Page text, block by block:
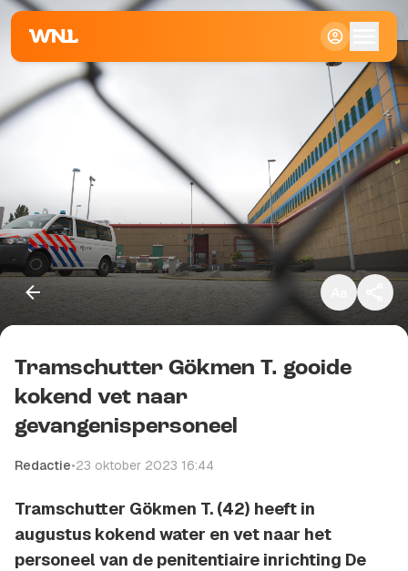
Klein
Standaard
Groot
Kopieer link
Tramschutter Gökmen T. gooide
kokend vet naar
gevangenispersoneel
Redactie•23 oktober 2023 16:44
Tramschutter Gökmen T. (42) heeft in
augustus kokend water en vet naar het
personeel van de penitentiaire inrichting De